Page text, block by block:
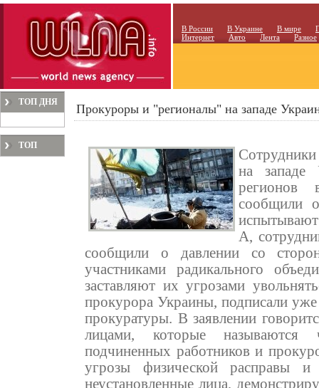
В России В Украине В мире
Интернет
Авто Лента Разное
ТОП ДНЯ
ТОП
Прокуроры и "регионалы" на западе
на западе
регионов
сообщили
испытывают
А,
сообщили о давлении со
участниками радикального
заставляют их угрозами
прокурора Украины, подписали
прокуратуры. В заявлении
лицами, которые называются
подчиненных работников и
угрозы физической
неустановленные лица,